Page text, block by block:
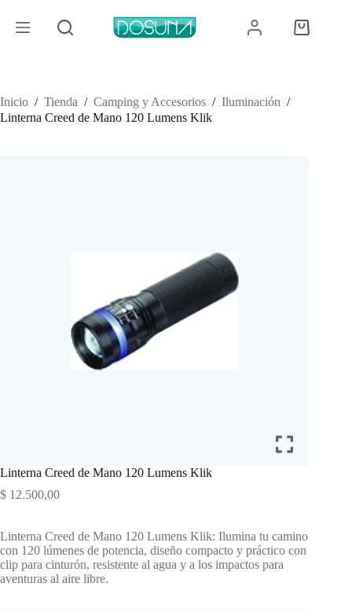
contenido
Carro
de
Inicio / Tienda / Camping y Accesorios / Iluminación /
Linterna Creed de Mano 120 Lumens Klik
Linterna Creed de Mano 120 Lumens Klik
$ 12.500,00
Linterna Creed de Mano 120 Lumens Klik: Ilumina tu camino
con 120 lúmenes de potencia, diseño compacto y práctico con
clip para cinturón, resistente al agua y a los impactos para
aventuras al aire libre.